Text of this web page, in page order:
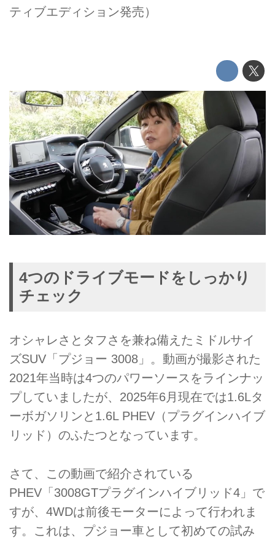
ティブエディション発売）
4つのドライブモードをしっかり
チェック
オシャレさとタフさを兼ね備えたミドルサイ
ズSUV「プジョー 3008」。動画が撮影された
2021年当時は4つのパワーソースをラインナッ
プしていましたが、2025年6月現在では1.6Lタ
ーボガソリンと1.6L PHEV（プラグインハイブ
リッド）のふたつとなっています。
さて、この動画で紹介されている
PHEV「3008GTプラグインハイブリッド4」で
すが、4WDは前後モーターによって行われま
す。これは、プジョー車として初めての試み